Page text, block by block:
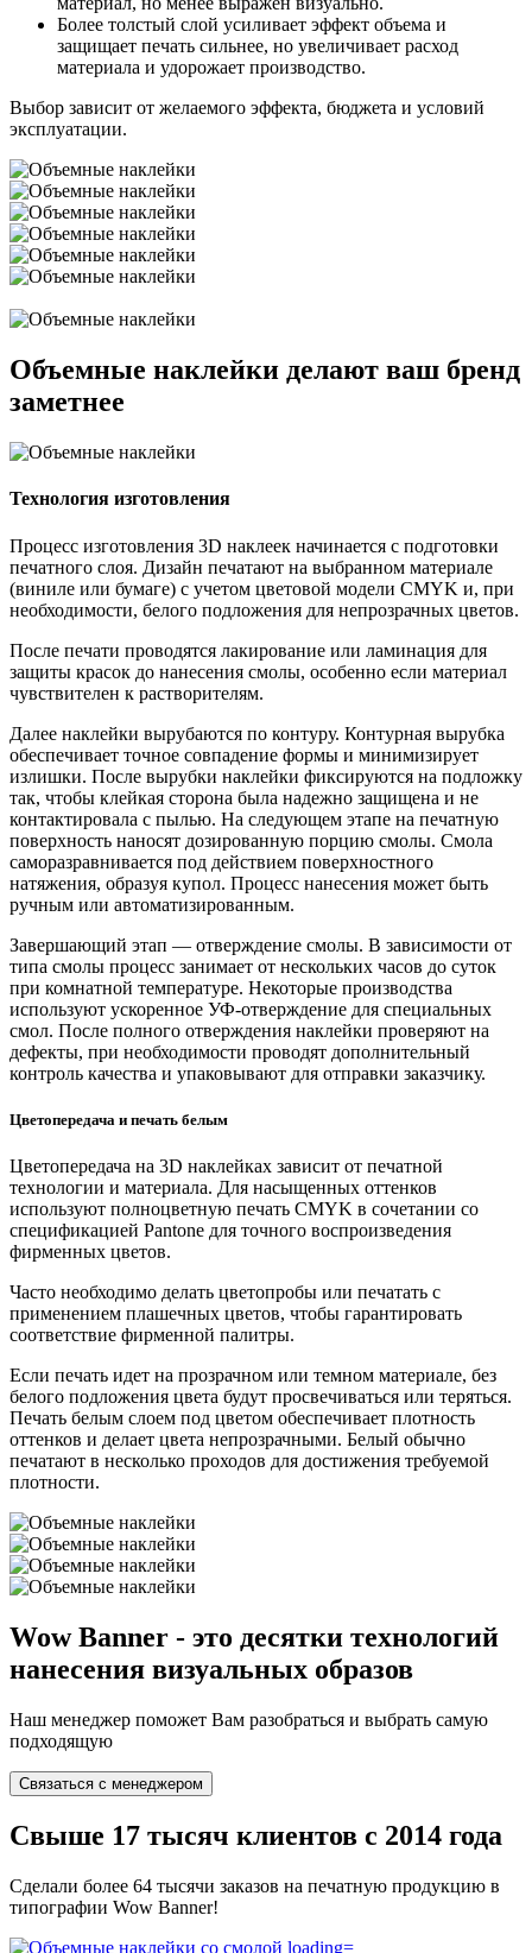
Более толстый слой усиливает эффект объема и
защищает печать сильнее, но увеличивает расход
материала и удорожает производство.
Выбор зависит от желаемого эффекта, бюджета и условий
эксплуатации.
Объемные наклейки делают ваш бренд
заметнее
Технология изготовления
Процесс изготовления 3D наклеек начинается с подготовки
печатного слоя. Дизайн печатают на выбранном материале
(виниле или бумаге) с учетом цветовой модели CMYK и, при
необходимости, белого подложения для непрозрачных цветов.
После печати проводятся лакирование или ламинация для
защиты красок до нанесения смолы, особенно если материал
чувствителен к растворителям.
Далее наклейки вырубаются по контуру. Контурная вырубка
обеспечивает точное совпадение формы и минимизирует
излишки. После вырубки наклейки фиксируются на подложку
так, чтобы клейкая сторона была надежно защищена и не
контактировала с пылью. На следующем этапе на печатную
поверхность наносят дозированную порцию смолы. Смола
саморазравнивается под действием поверхностного
натяжения, образуя купол. Процесс нанесения может быть
ручным или автоматизированным.
Завершающий этап — отверждение смолы. В зависимости от
типа смолы процесс занимает от нескольких часов до суток
при комнатной температуре. Некоторые производства
используют ускоренное УФ-отверждение для специальных
смол. После полного отверждения наклейки проверяют на
дефекты, при необходимости проводят дополнительный
контроль качества и упаковывают для отправки заказчику.
Цветопередача и печать белым
Цветопередача на 3D наклейках зависит от печатной
технологии и материала. Для насыщенных оттенков
используют полноцветную печать CMYK в сочетании со
спецификацией Pantone для точного воспроизведения
фирменных цветов.
Часто необходимо делать цветопробы или печатать с
применением плашечных цветов, чтобы гарантировать
соответствие фирменной палитры.
Если печать идет на прозрачном или темном материале, без
белого подложения цвета будут просвечиваться или теряться.
Печать белым слоем под цветом обеспечивает плотность
оттенков и делает цвета непрозрачными. Белый обычно
печатают в несколько проходов для достижения требуемой
плотности.
Wow Banner - это десятки технологий
нанесения визуальных образов
Наш менеджер поможет Вам разобраться и выбрать самую
подходящую
Связаться с менеджером
Свыше 17 тысяч клиентов с 2014 года
Сделали более 64 тысячи заказов на печатную продукцию в
типографии Wow Banner!